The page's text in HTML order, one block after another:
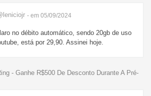
- em 05/09/2024
no débito automático, sendo 20gb de uso
está por 29,90. Assinei hoje.
- Ganhe R$500 De Desconto Durante A Pré-